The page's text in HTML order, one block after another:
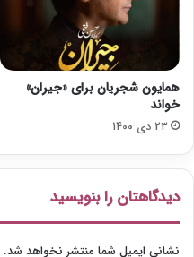
ه
ی‌
ش
و
د
ل
م
ب
م
ب
ئ
»
ش
د
همایون شجریان برای «جیران»
خواند
23 دی 1400
دیدگاهتان را بنویسید
نشانی ایمیل شما منتشر نخواهد شد.